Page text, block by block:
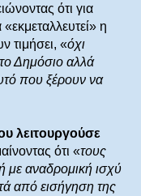
ότι για
η
τιμήσει, «όχι
Δημόσιο αλλά
που ξέρουν να
λειτουργούσε
ότι «τους
με αναδρομική ισχύ
από εισήγηση της